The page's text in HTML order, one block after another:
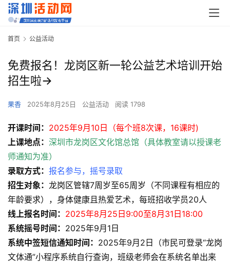
首页 公益活动
免费报名！龙岗区新一轮公益艺术培训开始
招生啦→
果香 2025年8月25日 公益活动 阅读 1798
开课时间： 2025年9月10日（每个班8次课，16课时)
上课地点： 深圳市龙岗区文化馆总馆（具体教室请以授课老
师通知为准）
录取方式： 报名参与，摇号录取
招生对象： 龙岗区管辖7周岁至65周岁（不同课程有相应的
年龄要求），身体健康且热爱艺术，每班招收学员20人
线上报名时间： 2025年8月25日9:00至8月31日18:00
系统摇号时间： 2025年9月1日
系统中签短信通知时间： 2025年9月2日（市民可登录“龙岗
文体通”小程序系统自行查询，班级老师会在系统名单出来